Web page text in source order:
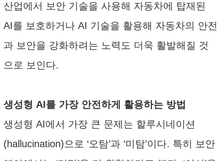
산업에서 보안 기술을 사용해 자동차에 탑재된
AI를 보호하거나 AI 기술을 활용해 자동차의 안전
과 보안을 강화하려는 노력도 더욱 활발해질 것
으로 보인다.
생성형 AI를 가장 안전하게 활용하는 방법
생성형 AI에서 가장 큰 문제는 할루시네이션
(hallucination)으로 ‘오탐’과 ‘미탐’이다. 특히 보안